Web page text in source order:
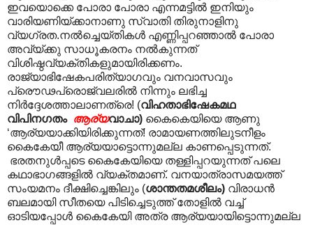
ഇവയൊക്കെ പോരാ പോരാ എന്നമട്ടിൽ ഇനിയും
വാരിയണിയ്ക്കാനാണു സ്വാതി തിരുനാളിനു
വ്യഗ്രത.നല്‍ച്ചെയ്തികള്‍ എണ്ണിപ്പറഞ്ഞാല്‍ പോരാ
അവ്യ്ക്കു സാധൂകരനം നല്‍കുന്നത്
വിശിഷ്ഠവ്യക്തികളുമായിരിക്കണം.
രാജ്യാഭിഷേകപരിത്യാഗവും വനവാസവും
പ്രൌഢപ്രൊജ്വലരില്‍ നിന്നും ലഭിച്ച
നിര്‍ദ്ദേശത്താലാണത്രെ! (വിഹതാഭിഷേകമഥ
വിപിനഗതം ആര്യവാചാ) കൈകെയിയെ ആണു
‘ആര്യയാക്കിയിരിക്കുന്നത്! രാമായണത്തിലുടനീളം
കൈകേയീ ആര്യയാട്ടൊന്നുമല്ല കാണപ്പെടുന്നത്.
ഭരതനുൾപ്പടെ കൈകേയിയെ തള്ളിപ്പറയുന്നത് പലെ
കഥാഭാഗങ്ങളിൽ വ്യക്തമാണ്. വനയാത്രാസമയത്ത്
സംയമനം ദീക്ഷിച്ചെങ്കിലും (ശാന്തതമശീലം) വിരാധന്‍
ബലമായി സീതയെ പിടിച്ചെടുത്ത് തോളില്‍ വച്ച്
ഓടിയപ്പോള്‍ കൈകേയി അത്ര ആര്യയായിട്ടൊന്നുമല്ല